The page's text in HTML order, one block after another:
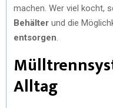
machen. Wer viel kocht,
Behälter und die
entsorgen
Alltag